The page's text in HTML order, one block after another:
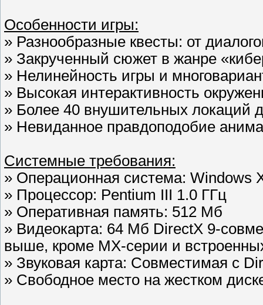
Особенности игры:
» Разнообразные квесты: от
» Закрученный сюжет в жанре
» Нелинейность игры и
» Высокая интерактивность
» Более 40 внушительных локаций
» Невиданное правдоподобие
Системные требования:
» Операционная система: Windows
» Процессор: Pentium III 1.0 ГГц
» Оперативная память: 512 Мб
» Видеокарта: 64 Мб DirectX 9-
выше, кроме МХ-серии и
» Звуковая карта: Совместимая с
» Свободное место на жестком